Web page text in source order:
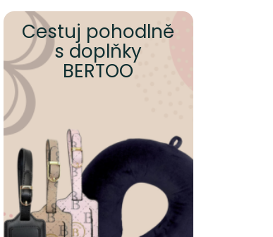
Cestuj pohodlně
s doplňky
BERTOO